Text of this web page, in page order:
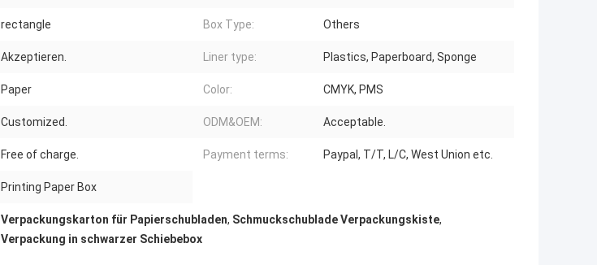
rectangle Box Type: Others
Akzeptieren. Liner type: Plastics, Paperboard, Sponge
Paper Color: CMYK, PMS
Customized. ODM&OEM: Acceptable.
Free of charge. Payment terms: Paypal, T/T, L/C, West Union etc.
Printing Paper Box
Verpackungskarton für Papierschubladen, Schmuckschublade Verpackungskiste,
Verpackung in schwarzer Schiebebox